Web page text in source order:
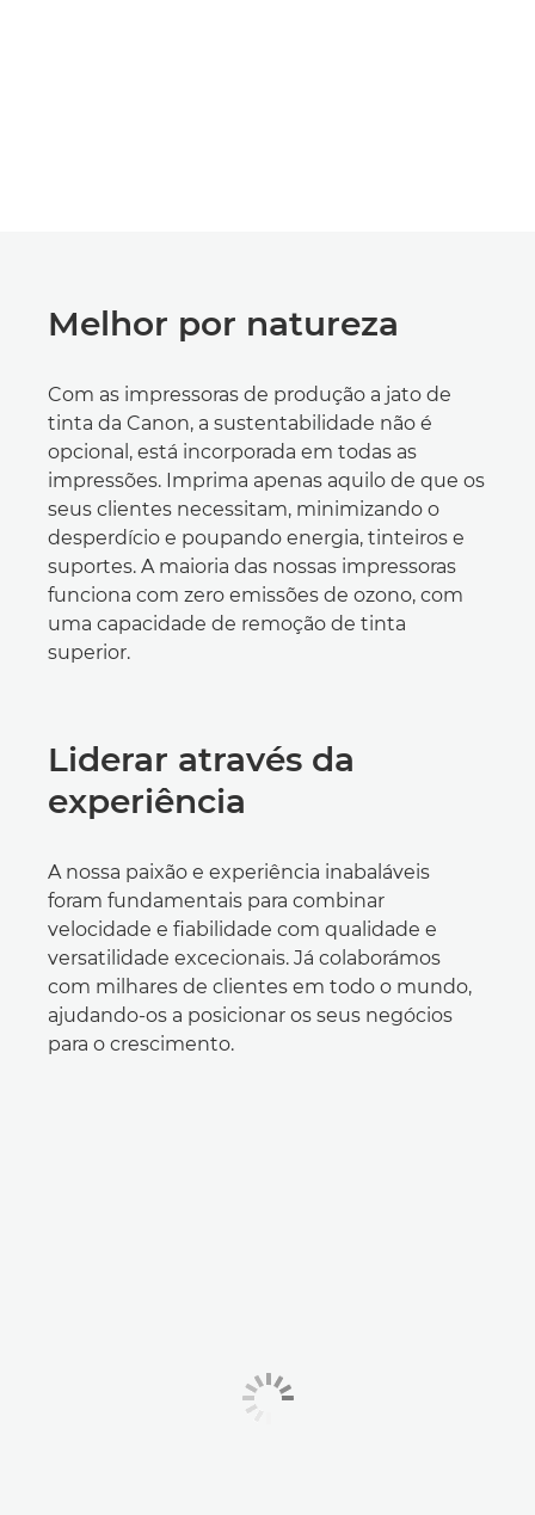
Melhor por natureza
Com as impressoras de produção a jato de
tinta da Canon, a sustentabilidade não é
opcional, está incorporada em todas as
impressões. Imprima apenas aquilo de que os
seus clientes necessitam, minimizando o
desperdício e poupando energia, tinteiros e
suportes. A maioria das nossas impressoras
funciona com zero emissões de ozono, com
uma capacidade de remoção de tinta
superior.
Liderar através da
experiência
A nossa paixão e experiência inabaláveis
foram fundamentais para combinar
velocidade e fiabilidade com qualidade e
versatilidade excecionais. Já colaborámos
com milhares de clientes em todo o mundo,
ajudando-os a posicionar os seus negócios
para o crescimento.